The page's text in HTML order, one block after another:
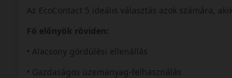
Az EcoContact 5 ideális választás azok számára,
Fő előnyök röviden:
• Alacsony gördülési ellenállás
• Gazdaságos üzemanyag-felhasználás